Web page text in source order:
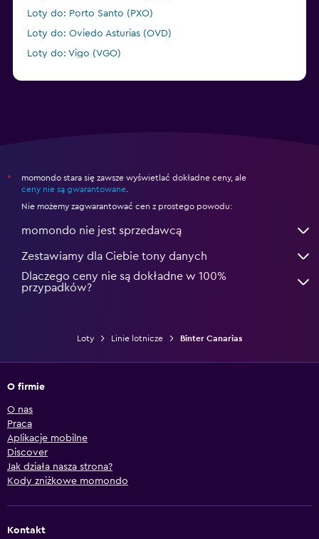
Loty do: Porto Santo (PXO)
Loty do: Oviedo Asturias (OVD)
Loty do: Vigo (VGO)
*
momondo stara się zawsze wyświetlać dokładne ceny, ale
ceny nie są gwarantowane
Nie możemy zagwarantować cen z prostego powodu:
momondo nie jest sprzedawcą
Zestawiamy dla Ciebie tony danych
Dlaczego ceny nie są dokładne w 100%
przypadków?
Loty Linie lotnicze Binter Canarias
O firmie
O nas
Praca
Aplikacje mobilne
Discover
Jak działa nasza strona?
Kody zniżkowe momondo
Kontakt